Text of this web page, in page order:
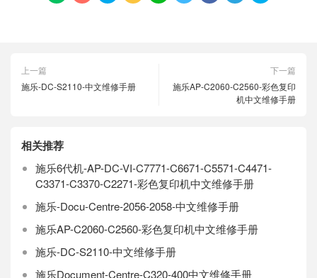
上一篇
施乐-DC-S2110-中文维修手册
下一篇
施乐AP-C2060-C2560-彩色复印
机中文维修手册
相关推荐
施乐6代机-AP-DC-VI-C7771-C6671-C5571-C4471-
C3371-C3370-C2271-彩色复印机中文维修手册
施乐-Docu-Centre-2056-2058-中文维修手册
施乐AP-C2060-C2560-彩色复印机中文维修手册
施乐-DC-S2110-中文维修手册
施乐Document-Centre-C320-400中文维修手册